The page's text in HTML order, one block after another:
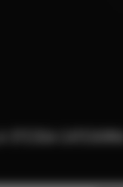
STESSA CATEGORIA